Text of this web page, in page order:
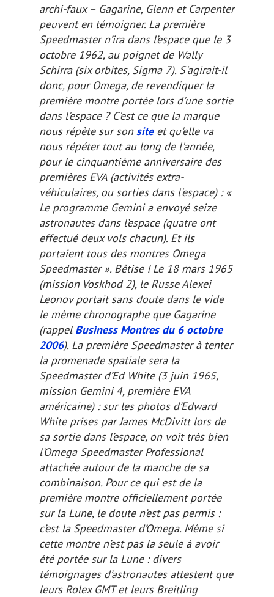
archi-faux – Gagarine, Glenn et Carpenter
peuvent en témoigner. La première
Speedmaster n’ira dans l’espace que le 3
octobre 1962, au poignet de Wally
Schirra (six orbites, Sigma 7). S'agirait-il
donc, pour Omega, de revendiquer la
première montre portée lors d'une sortie
dans l'espace ? C'est ce que la marque
nous répète sur sonsiteet qu'elle va
nous répéter tout au long de l'année,
pour le cinquantième anniversaire des
premières EVA (activités extra-
véhiculaires, ou sorties dans l'espace) : «
Le programme Gemini a envoyé seize
astronautes dans l’espace (quatre ont
effectué deux vols chacun). Et ils
portaient tous des montres Omega
Speedmaster ». Bêtise ! Le 18 mars 1965
(mission Voskhod 2), le Russe Alexei
Leonov portait sans doute dans le vide
le même chronographe que Gagarine
(rappel Business Montres du 6 octobre
2006). La première Speedmaster à tenter
la promenade spatiale sera la
Speedmaster d’Ed White (3 juin 1965,
mission Gemini 4, première EVA
américaine) : sur les photos d’Edward
White prises par James McDivitt lors de
sa sortie dans l’espace, on voit très bien
l’Omega Speedmaster Professional
attachée autour de la manche de sa
combinaison. Pour ce qui est de la
première montre officiellement portée
sur la Lune, le doute n’est pas permis :
c’est la Speedmaster d’Omega. Même si
cette montre n’est pas la seule à avoir
été portée sur la Lune : divers
témoignages d’astronautes attestent que
leurs Rolex GMT et leurs Breitling